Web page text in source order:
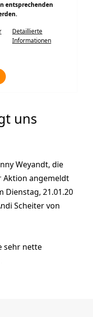
entsprechenden
Detaillierte
Informationen
uns
Weyandt, die
Aktion angemeldt
Dienstag, 21.01.20
Scheiter von
sehr nette